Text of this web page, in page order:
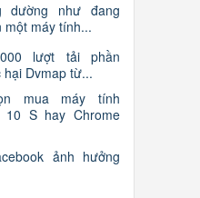
dường như đang
một máy tính...
lượt tải phần
hại Dvmap từ...
mua máy tính
10 S hay Chrome
ảnh hưởng